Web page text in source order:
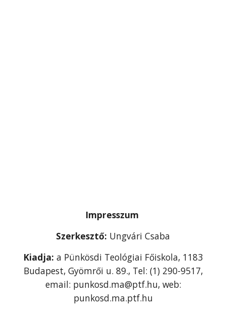
Impresszum
Szerkesztő: Ungvári Csaba
Kiadja: a Pünkösdi Teológiai Főiskola, 1183
Budapest, Gyömrői u. 89., Tel: (1) 290-9517,
email: punkosd.ma@ptf.hu, web:
punkosd.ma.ptf.hu